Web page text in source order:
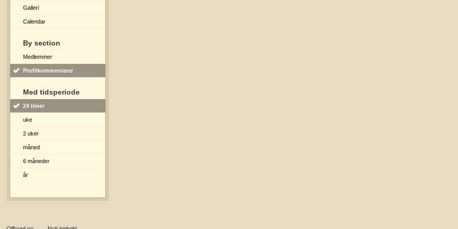
Galleri
Calendar
By section
Medlemmer
Profilkommentarer
Med tidsperiode
24 timer
uke
2 uker
måned
6 måneder
år